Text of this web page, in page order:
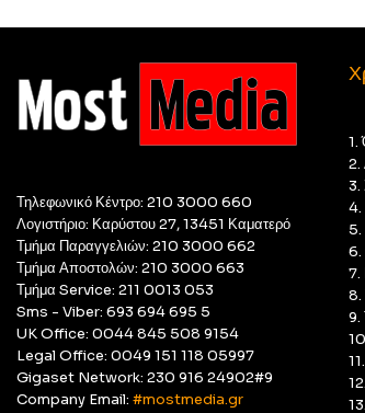
Τηλεφωνικό Κέντρο: 210 3000 660
Λογιστήριο: Καρύστου 27, 13451 Καματερό
Τμήμα Παραγγελιών: 210 3000 662
Τμήμα Αποστολών: 210 3000 663
Τμήμα Service: 211 0013 053
Sms - Viber: 693 694 695 5
UK Office: 0044 845 508 9154
Legal Office: 0049 151 118 05997
Gigaset Network: 230 916 24902#9
Company Email: #mostmedia.gr
1.
2.
3.
4.
5.
6.
7.
8.
9.